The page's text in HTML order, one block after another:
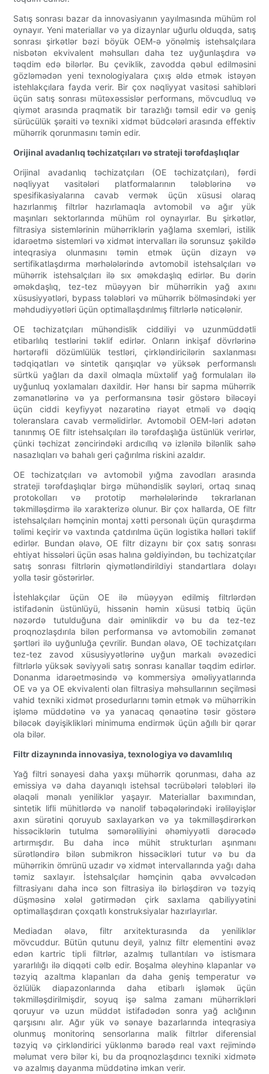
Satış sonrası bazar da innovasiyanın yayılmasında mühüm rol
oynayır. Yeni materiallar və ya dizaynlar uğurlu olduqda, satış
sonrası şirkətlər bəzi böyük OEM-ə yönəlmiş istehsalçılara
nisbətən ekvivalent məhsulları daha tez uyğunlaşdıra və
təqdim edə bilərlər. Bu çeviklik, zavodda qəbul edilməsini
gözləmədən yeni texnologiyalara çıxış əldə etmək istəyən
istehlakçılara fayda verir. Bir çox nəqliyyat vasitəsi sahibləri
üçün satış sonrası mütəxəssislər performans, mövcudluq və
qiymət arasında praqmatik bir tarazlığı təmsil edir və geniş
sürücülük şəraiti və texniki xidmət büdcələri arasında effektiv
mühərrik qorunmasını təmin edir.
Orijinal avadanlıq təchizatçıları və strateji tərəfdaşlıqlar
Orijinal avadanlıq təchizatçıları (OE təchizatçıları), fərdi
nəqliyyat vasitələri platformalarının tələblərinə və
spesifikasiyalarına cavab vermək üçün xüsusi olaraq
hazırlanmış filtrlər hazırlamaqla avtomobil və ağır yük
maşınları sektorlarında mühüm rol oynayırlar. Bu şirkətlər,
filtrasiya sistemlərinin mühərriklərin yağlama sxemləri, istilik
idarəetmə sistemləri və xidmət intervalları ilə sorunsuz şəkildə
inteqrasiya olunmasını təmin etmək üçün dizayn və
sertifikatlaşdırma mərhələlərində avtomobil istehsalçıları və
mühərrik istehsalçıları ilə sıx əməkdaşlıq edirlər. Bu dərin
əməkdaşlıq, tez-tez müəyyən bir mühərrikin yağ axını
xüsusiyyətləri, bypass tələbləri və mühərrik bölməsindəki yer
məhdudiyyətləri üçün optimallaşdırılmış filtrlərlə nəticələnir.
OE təchizatçıları mühəndislik ciddiliyi və uzunmüddətli
etibarlılıq testlərini təklif edirlər. Onların inkişaf dövrlərinə
hərtərəfli dözümlülük testləri, çirkləndiricilərin saxlanması
tədqiqatları və sintetik qarışıqlar və yüksək performanslı
sürtkü yağları da daxil olmaqla müxtəlif yağ formulaları ilə
uyğunluq yoxlamaları daxildir. Hər hansı bir sapma mühərrik
zəmanətlərinə və ya performansına təsir göstərə biləcəyi
üçün ciddi keyfiyyət nəzarətinə riayət etməli və dəqiq
toleranslara cavab verməlidirlər. Avtomobil OEM-ləri adətən
tanınmış OE filtr istehsalçıları ilə tərəfdaşlığa üstünlük verirlər,
çünki təchizat zəncirindəki ardıcıllıq və izlənilə bilənlik sahə
nasazlıqları və bahalı geri çağırılma riskini azaldır.
OE təchizatçıları və avtomobil yığma zavodları arasında
strateji tərəfdaşlıqlar birgə mühəndislik səyləri, ortaq sınaq
protokolları və prototip mərhələlərində təkrarlanan
təkmilləşdirmə ilə xarakterizə olunur. Bir çox hallarda, OE filtr
istehsalçıları həmçinin montaj xətti personalı üçün quraşdırma
təlimi keçirir və vaxtında çatdırılma üçün logistika həlləri təklif
edirlər. Bundan əlavə, OE filtr dizaynı bir çox satış sonrası
ehtiyat hissələri üçün əsas halına gəldiyindən, bu təchizatçılar
satış sonrası filtrlərin qiymətləndirildiyi standartlara dolayı
yolla təsir göstərirlər.
İstehlakçılar üçün OE ilə müəyyən edilmiş filtrlərdən
istifadənin üstünlüyü, hissənin həmin xüsusi tətbiq üçün
nəzərdə tutulduğuna dair əminlikdir və bu da tez-tez
proqnozlaşdırıla bilən performansa və avtomobilin zəmanət
şərtləri ilə uyğunluğa çevrilir. Bundan əlavə, OE təchizatçıları
tez-tez zavod xüsusiyyətlərinə uyğun markalı əvəzedici
filtrlərlə yüksək səviyyəli satış sonrası kanallar təqdim edirlər.
Donanma idarəetməsində və kommersiya əməliyyatlarında
OE və ya OE ekvivalenti olan filtrasiya məhsullarının seçilməsi
vahid texniki xidmət prosedurlarını təmin etmək və mühərrikin
işləmə müddətinə və ya yanacaq qənaətinə təsir göstərə
biləcək dəyişiklikləri minimuma endirmək üçün ağıllı bir qərar
ola bilər.
Filtr dizaynında innovasiya, texnologiya və davamlılıq
Yağ filtri sənayesi daha yaxşı mühərrik qorunması, daha az
emissiya və daha dayanıqlı istehsal təcrübələri tələbləri ilə
əlaqəli mənalı yeniliklər yaşayır. Materiallar baxımından,
sintetik lifli mühitlərdə və nanolif təbəqələrindəki irəliləyişlər
axın sürətini qoruyub saxlayarkən və ya təkmilləşdirərkən
hissəciklərin tutulma səmərəliliyini əhəmiyyətli dərəcədə
artırmışdır. Bu daha incə mühit strukturları aşınmanı
sürətləndirə bilən submikron hissəcikləri tutur və bu da
mühərrikin ömrünü uzadır və xidmət intervallarında yağı daha
təmiz saxlayır. İstehsalçılar həmçinin qaba əvvəlcədən
filtrasiyanı daha incə son filtrasiya ilə birləşdirən və təzyiq
düşməsinə xələl gətirmədən çirk saxlama qabiliyyətini
optimallaşdıran çoxqatlı konstruksiyalar hazırlayırlar.
Mediadan əlavə, filtr arxitekturasında da yeniliklər
mövcuddur. Bütün qutunu deyil, yalnız filtr elementini əvəz
edən kartric tipli filtrlər, azalmış tullantıları və istismara
yararlılığı ilə diqqəti cəlb edir. Boşalma əleyhinə klapanlar və
təzyiq azaltma klapanları da daha geniş temperatur və
özlülük diapazonlarında daha etibarlı işləmək üçün
təkmilləşdirilmişdir, soyuq işə salma zamanı mühərrikləri
qoruyur və uzun müddət istifadədən sonra yağ aclığının
qarşısını alır. Ağır yük və sənaye bazarlarında inteqrasiya
olunmuş monitorinq sensorlarına malik filtrlər diferensial
təzyiq və çirkləndirici yüklənmə barədə real vaxt rejimində
məlumat verə bilər ki, bu da proqnozlaşdırıcı texniki xidmətə
və azalmış dayanma müddətinə imkan verir.